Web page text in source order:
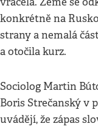
konkrétně na
strany a nemalá
a otočila kurz.
Sociolog Martin
Boris Strečanský v
uvádějí, že zápas